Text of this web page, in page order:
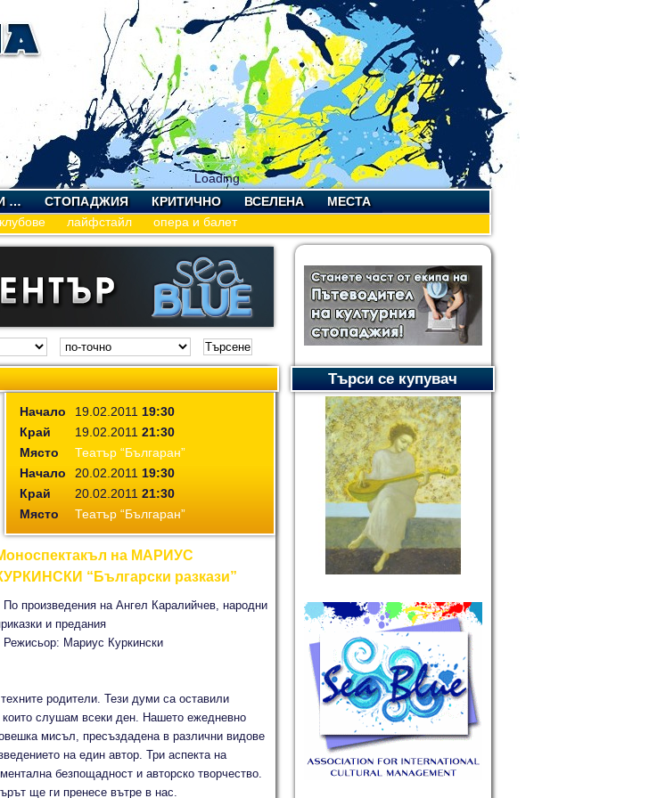
Loading
… СТОПАДЖИЯ КРИТИЧНО ВСЕЛЕНА
МЕСТА
клубове лайфстайл опера и балет
Начало 19.02.2011 19:30
Край
19.02.2011 21:30
Място
Театър “Българан”
Начало
20.02.2011 19:30
Край
20.02.2011 21:30
Място
Театър “Българан”
на МАРИУС
“Български разкази”
По произведения на Ангел Каралийчев, народни
и предания
Режисьор: Мариус Куркински
родители. Тези думи са оставили
които слушам всеки ден. Нашето ежедневно
мисъл, пресъздадена в различни видове
на един автор. Три аспекта на
безпощадност и авторско творчество.
ще ги пренесе вътре в нас.
Търси се купувач